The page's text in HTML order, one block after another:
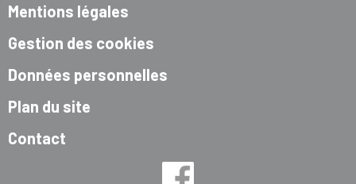
Mentions légales
Gestion des cookies
Données personnelles
Plan du site
Contact